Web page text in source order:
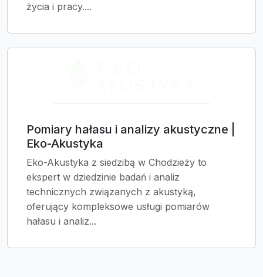
życia i pracy....
Pomiary hałasu i analizy akustyczne |
Eko-Akustyka
Eko-Akustyka z siedzibą w Chodzieży to
ekspert w dziedzinie badań i analiz
technicznych związanych z akustyką,
oferujący kompleksowe usługi pomiarów
hałasu i analiz...